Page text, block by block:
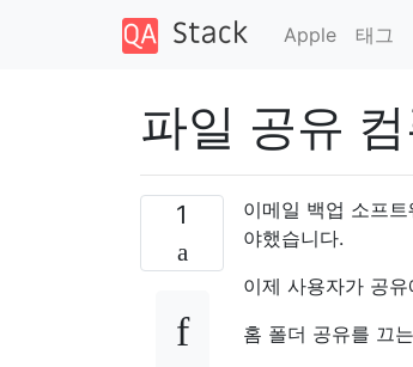
Apple 태그
파일 공유
1
이메일 백업 소프
야했습니다.
이제 사용자가 공
홈 폴더 공유를 끄